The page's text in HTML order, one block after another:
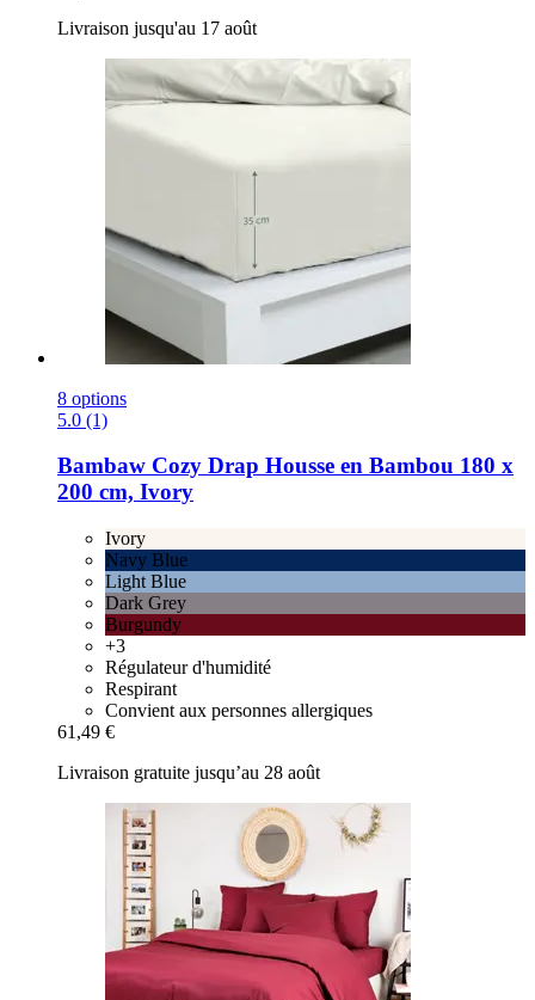
Livraison jusqu'au 17 août
8 options
5.0 (1)
Bambaw Cozy Drap Housse en Bambou 180 x
200 cm, Ivory
Ivory
Navy Blue
Light Blue
Dark Grey
Burgundy
+3
Régulateur d'humidité
Respirant
Convient aux personnes allergiques
61,49 €
Livraison gratuite jusqu’au 28 août